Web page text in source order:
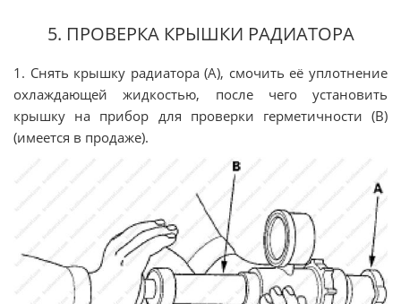
5. ПРОВЕРКА КРЫШКИ РАДИАТОРА
1. Снять крышку радиатора (А), смочить её уплотнение
охлаждающей жидкостью, после чего установить
крышку на прибор для проверки герметичности (В)
(имеется в продаже).